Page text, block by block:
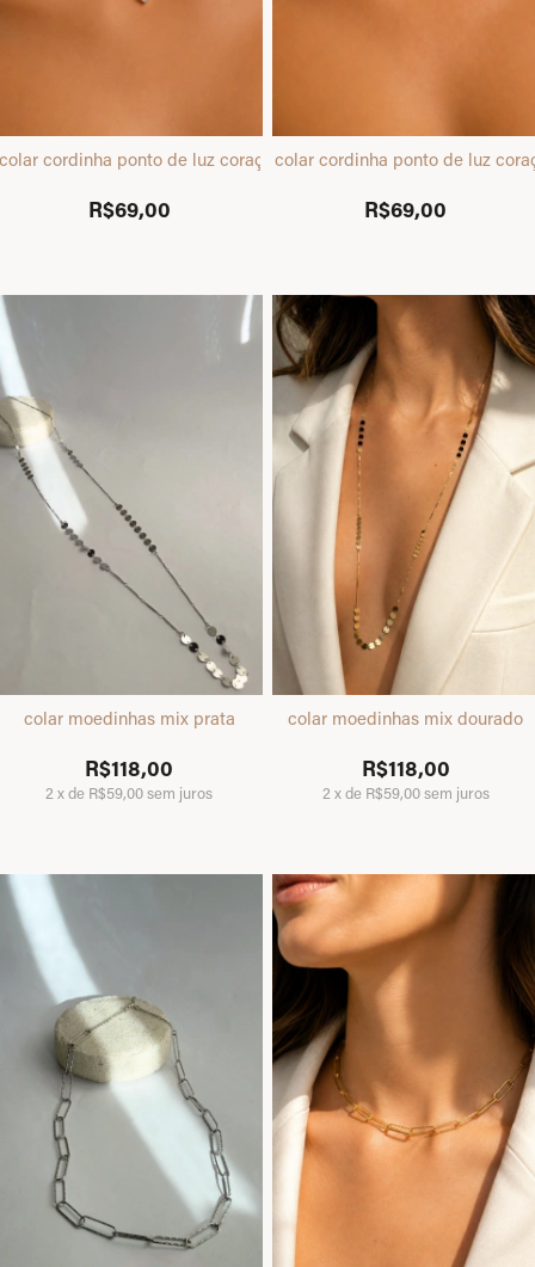
cordinha ponto de luz coração prata
R$69,00
colar cordinha ponto de luz
R$69,00
colar moedinhas mix prata
R$118,00
2 xde R$59,00sem juros
colar moedinhas mix dourado
R$118,00
2 xde R$59,00sem juros